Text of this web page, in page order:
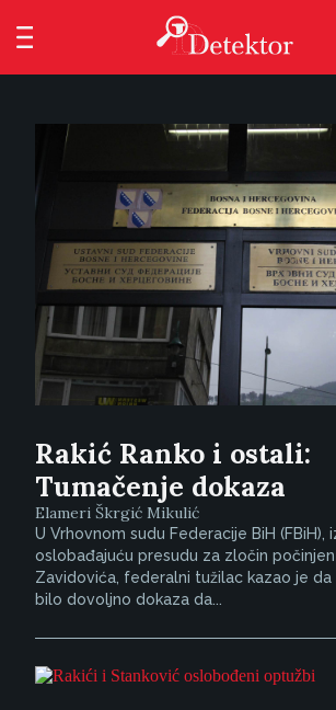
Rakić Ranko i ostali:
Tumačenje dokaza
Elameri Škrgić Mikulić
U Vrhovnom sudu Federacije BiH (FBiH),
oslobađajuću presudu za zločin
Zavidovića, federalni tužilac kazao je da
bilo dovoljno dokaza da...